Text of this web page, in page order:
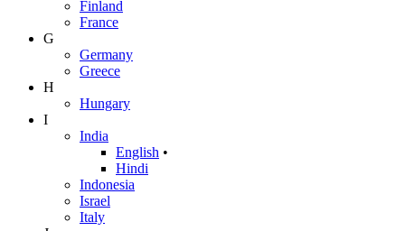
Finland
France
G
Germany
Greece
H
Hungary
I
India
English •
Hindi
Indonesia
Israel
Italy